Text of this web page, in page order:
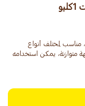
مناسب لمختلف أنواع
متوازنة، يمكن استخدامه